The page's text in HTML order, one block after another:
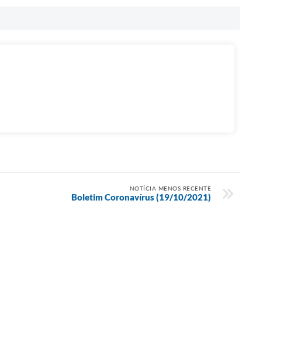
NOTÍCIA MENOS RECENTE
Boletim Coronavírus (19/10/2021)